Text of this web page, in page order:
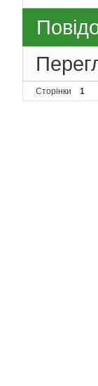
Сторінки 1